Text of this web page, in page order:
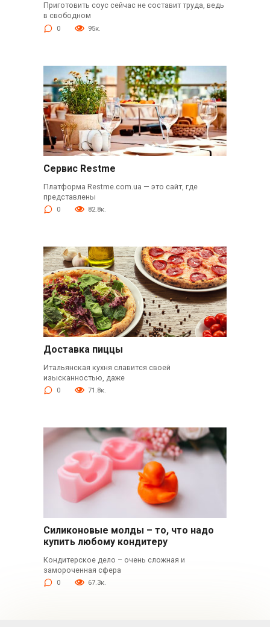
Приготовить соус сейчас не составит труда, ведь
в свободном
0 95к.
Сервис Restme
Платформа Restme.com.ua — это сайт, где
представлены
0 82.8к.
Доставка пиццы
Итальянская кухня славится своей
изысканностью, даже
0 71.8к.
Силиконовые молды – то, что надо
купить любому кондитеру
Кондитерское дело – очень сложная и
замороченная сфера
0 67.3к.